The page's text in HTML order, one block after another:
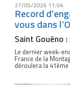
27/05/2026 11:04
Record
vous dans
Saint Gouëno
Le dernier week-
France de la
déroulera la